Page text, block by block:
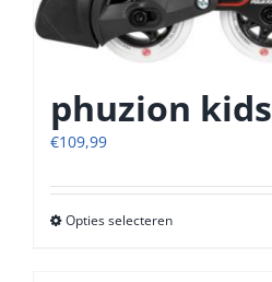
phuzion kids
€109,99
Opties selecterenDit